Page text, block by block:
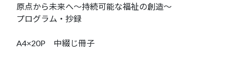
原点から未来へ～持続可能な福祉の創造～
プログラム・抄録
A4×20P 中綴じ冊子